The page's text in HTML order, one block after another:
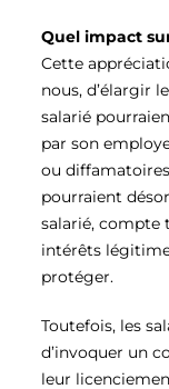
Quel impact
Cette
nous, d’élargir
salarié
par son
ou
pourraient
salarié, compte
intérêts
protéger.
Toutefois, les
d’invoquer un
leur